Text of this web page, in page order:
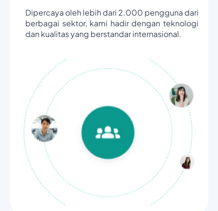
Dipercaya oleh lebih dari 2.000 pengguna dari
berbagai sektor, kami hadir dengan teknologi
dan kualitas yang berstandar internasional.